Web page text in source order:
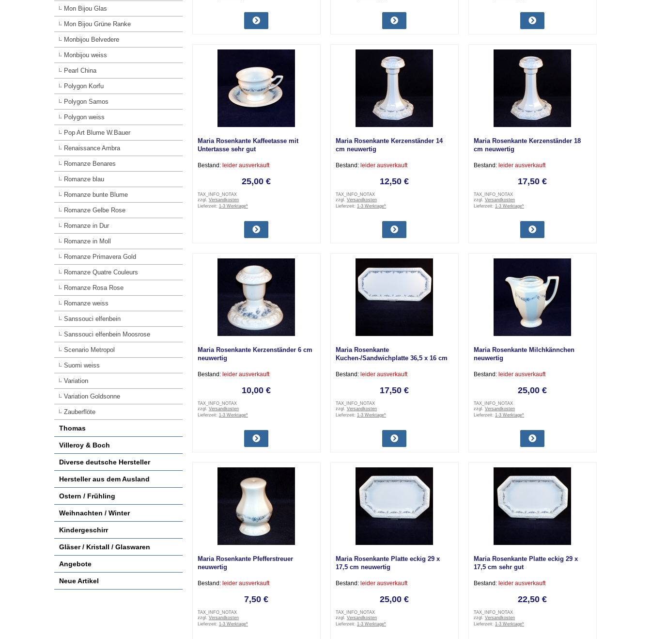
Maria Rosenkante Kaffeetasse mit
Untertasse sehr gut
Bestand: leider ausverkauft
25,00 €
TAX_INFO_NOTAX
zzgl. Versandkosten
Lieferzeit: 1-3 Werktage*
Maria Rosenkante Kerzenständer 14
cm neuwertig
Bestand: leider ausverkauft
12,50 €
TAX_INFO_NOTAX
zzgl. Versandkosten
Lieferzeit: 1-3 Werktage*
Maria Rosenkante Kerzenständer 18
cm neuwertig
Bestand: leider ausverkauft
17,50 €
TAX_INFO_NOTAX
zzgl. Versandkosten
Lieferzeit: 1-3 Werktage*
Maria Rosenkante Kerzenständer 6 cm
neuwertig
Bestand: leider ausverkauft
10,00 €
TAX_INFO_NOTAX
zzgl. Versandkosten
Lieferzeit: 1-3 Werktage*
Maria Rosenkante
Kuchen-/Sandwichplatte 36,5 x 16 cm
Bestand: leider ausverkauft
17,50 €
TAX_INFO_NOTAX
zzgl. Versandkosten
Lieferzeit: 1-3 Werktage*
Maria Rosenkante Milchkännchen
neuwertig
Bestand: leider ausverkauft
25,00 €
TAX_INFO_NOTAX
zzgl. Versandkosten
Lieferzeit: 1-3 Werktage*
Maria Rosenkante Pfefferstreuer
neuwertig
Bestand: leider ausverkauft
7,50 €
TAX_INFO_NOTAX
zzgl. Versandkosten
Lieferzeit: 1-3 Werktage*
Maria Rosenkante Platte eckig 29 x
17,5 cm neuwertig
Bestand: leider ausverkauft
25,00 €
TAX_INFO_NOTAX
zzgl. Versandkosten
Lieferzeit: 1-3 Werktage*
Maria Rosenkante Platte eckig 29 x
17,5 cm sehr gut
Bestand: leider ausverkauft
22,50 €
TAX_INFO_NOTAX
zzgl. Versandkosten
Lieferzeit: 1-3 Werktage*
Mon Bijou Glas
Mon Bijou Grüne Ranke
Monbijou Belvedere
Monbijou weiss
Pearl China
Polygon Korfu
Polygon Samos
Polygon weiss
Pop Art Blume W.Bauer
Renaissance Ambra
Romanze Benares
Romanze blau
Romanze bunte Blume
Romanze Gelbe Rose
Romanze in Dur
Romanze in Moll
Romanze Primavera Gold
Romanze Quatre Couleurs
Romanze Rosa Rose
Romanze weiss
Sanssouci elfenbein
Sanssouci elfenbein Moosrose
Scenario Metropol
Suomi weiss
Variation
Variation Goldsonne
Zauberflöte
Thomas
Villeroy & Boch
Diverse deutsche Hersteller
Hersteller aus dem Ausland
Ostern / Frühling
Weihnachten / Winter
Kindergeschirr
Gläser / Kristall / Glaswaren
Angebote
Neue Artikel